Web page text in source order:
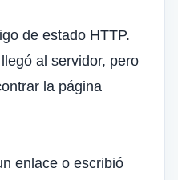
de estado HTTP.
al servidor, pero
la página
enlace o escribió